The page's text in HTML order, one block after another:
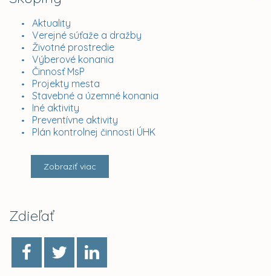
Aktuality
Verejné súťaže a dražby
Životné prostredie
Výberové konania
Činnosť MsP
Projekty mesta
Stavebné a územné konania
Iné aktivity
Preventívne aktivity
Plán kontrolnej činnosti ÚHK
Zobraziť viac
Zdieľať